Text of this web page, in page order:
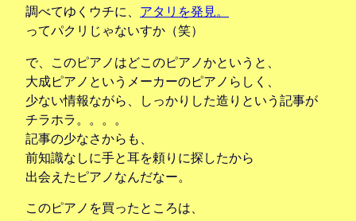
調べてゆくウチに、 アタリを発見。
ってパクリじゃないすか（笑）
で、このピアノはどこのピアノかというと、
大成ピアノというメーカーのピアノらしく、
少ない情報ながら、しっかりした造りという記事が
チラホラ。。。。
記事の少なさからも、
前知識なしに手と耳を頼りに探したから
出会えたピアノなんだなー。
このピアノを買ったところは、